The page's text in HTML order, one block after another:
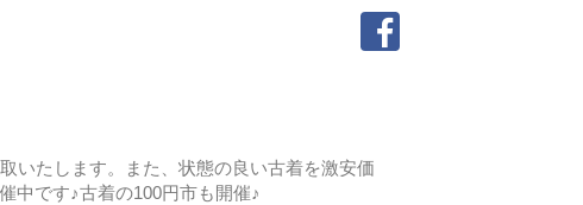
いたします。また、状態の良い古着を激安価
中です♪古着の100円市も開催♪